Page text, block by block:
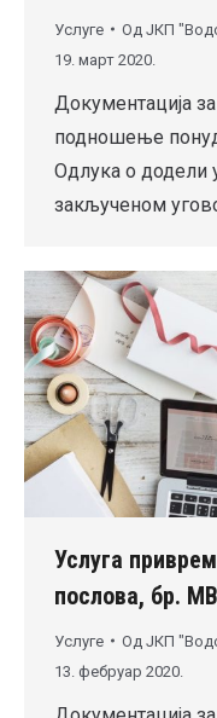
Услуге Од ЈКП
19. март 2020.
Документација
подношење
Одлука о додели
закљученом
Услуга
послова, бр.
Услуге Од ЈКП
13. фебруар 2020.